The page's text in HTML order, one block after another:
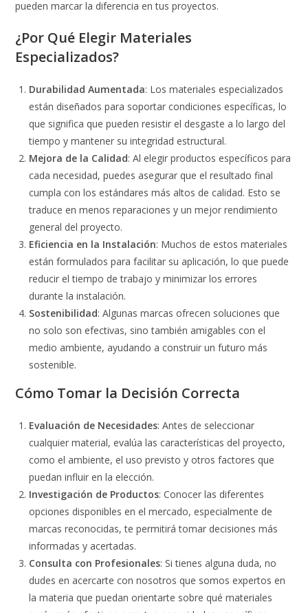
pueden marcar la diferencia en tus proyectos.
¿Por Qué Elegir Materiales
Especializados?
Durabilidad Aumentada: Los materiales especializados
están diseñados para soportar condiciones específicas, lo
que significa que pueden resistir el desgaste a lo largo del
tiempo y mantener su integridad estructural.
Mejora de la Calidad: Al elegir productos específicos para
cada necesidad, puedes asegurar que el resultado final
cumpla con los estándares más altos de calidad. Esto se
traduce en menos reparaciones y un mejor rendimiento
general del proyecto.
Eficiencia en la Instalación: Muchos de estos materiales
están formulados para facilitar su aplicación, lo que puede
reducir el tiempo de trabajo y minimizar los errores
durante la instalación.
Sostenibilidad: Algunas marcas ofrecen soluciones que
no solo son efectivas, sino también amigables con el
medio ambiente, ayudando a construir un futuro más
sostenible.
Cómo Tomar la Decisión Correcta
Evaluación de Necesidades: Antes de seleccionar
cualquier material, evalúa las características del proyecto,
como el ambiente, el uso previsto y otros factores que
puedan influir en la elección.
Investigación de Productos: Conocer las diferentes
opciones disponibles en el mercado, especialmente de
marcas reconocidas, te permitirá tomar decisiones más
informadas y acertadas.
Consulta con Profesionales: Si tienes alguna duda, no
dudes en acercarte con nosotros que somos expertos en
la materia que puedan orientarte sobre qué materiales